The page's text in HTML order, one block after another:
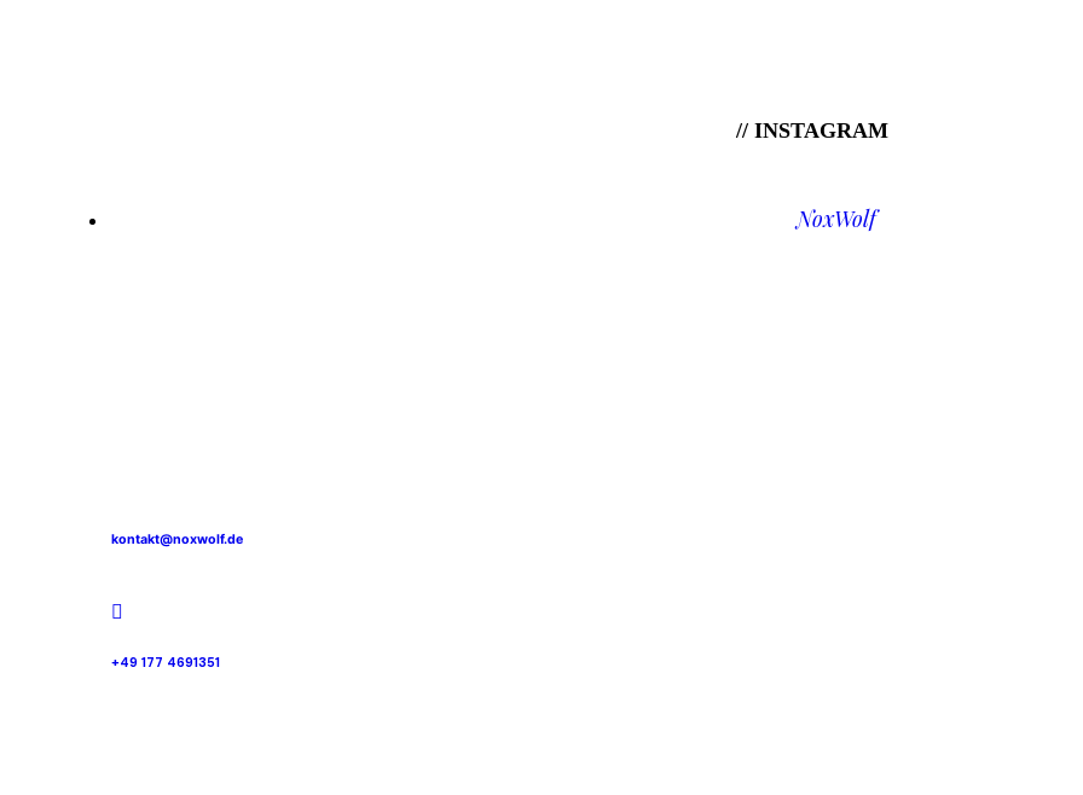
// INSTAGRAM
NoxWolf
kontakt@noxwolf.de
+49 177 4691351